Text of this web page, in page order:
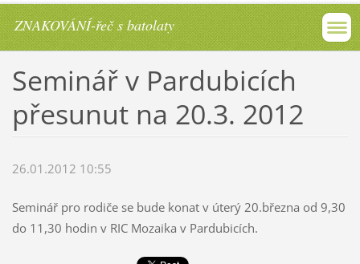
ZNAKOVÁNÍ-řeč s batolaty
Seminář v Pardubicích
přesunut na 20.3. 2012
26.01.2012 10:55
Seminář pro rodiče se bude konat v úterý 20.března od 9,30
do 11,30 hodin v RIC Mozaika v Pardubicích.